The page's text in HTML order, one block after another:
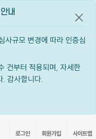
내
사규모 변경에 따라 인증심
건부터 적용되며, 자세한
. 감사합니다.
공지
로그인 회원가입 사이트맵